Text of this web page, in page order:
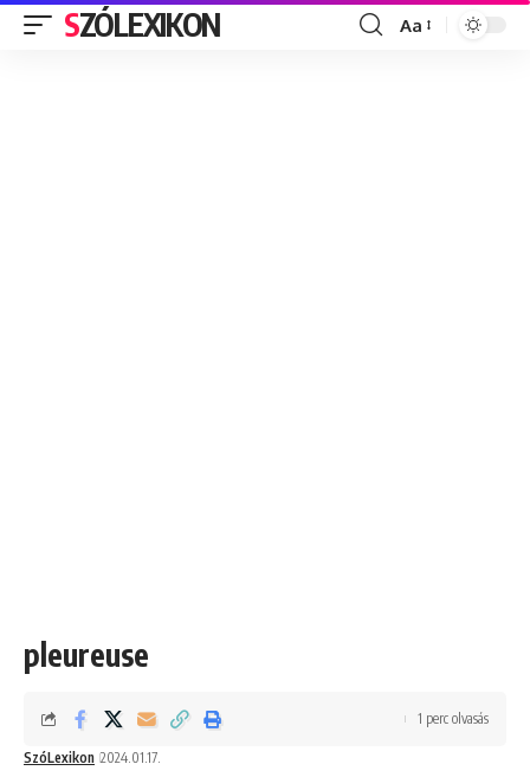
SZÓLEXIKON
Font
Aa
pleureuse
SzóLexikon 2024.01.17.
1 perc olvasás